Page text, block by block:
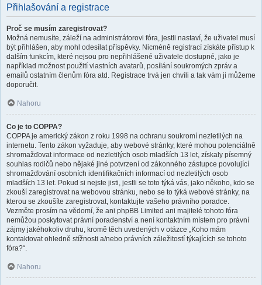
Přihlašování a registrace
Proč se musím zaregistrovat?
Možná nemusíte, záleží na administrátorovi fóra, jestli nastaví, že uživatel musí
být přihlášen, aby mohl odesílat příspěvky. Nicméně registrací získáte přístup k
dalším funkcím, které nejsou pro nepřihlášené uživatele dostupné, jako je
například možnost použití vlastních avatarů, posílání soukromých zpráv a
emailů ostatním členům fóra atd. Registrace trvá jen chvíli a tak vám ji můžeme
doporučit.
Nahoru
Co je to COPPA?
COPPA je americký zákon z roku 1998 na ochranu soukromí nezletilých na
internetu. Tento zákon vyžaduje, aby webové stránky, které mohou potenciálně
shromažďovat informace od nezletilých osob mladších 13 let, získaly písemný
souhlas rodičů nebo nějaké jiné potvrzení od zákonného zástupce povolující
shromažďování osobních identifikačních informací od nezletilých osob
mladších 13 let. Pokud si nejste jisti, jestli se toto týká vás, jako někoho, kdo se
zkouší zaregistrovat na webovou stránku, nebo se to týká webové stránky, na
kterou se zkoušíte zaregistrovat, kontaktujte vašeho právního poradce.
Vezměte prosím na vědomí, že ani phpBB Limited ani majitelé tohoto fóra
nemůžou poskytovat právní poradenství a není kontaktním místem pro právní
zájmy jakéhokoliv druhu, kromě těch uvedených v otázce „Koho mám
kontaktovat ohledně stížnosti a/nebo právních záležitostí týkajících se tohoto
fóra?“.
Nahoru